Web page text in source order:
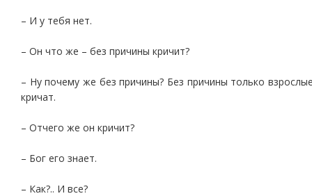
– И у тебя нет.
– Он что же – без причины кричит?
– Ну почему же без причины? Без причины только
кричат.
– Отчего же он кричит?
– Бог его знает.
– Как?.. И все?